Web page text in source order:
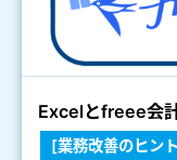
Excelとfreee会
[業務改善のヒン